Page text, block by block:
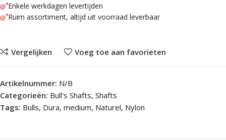
Enkele werkdagen levertijden
Ruim assortiment, altijd uit voorraad leverbaar
Vergelijken Voeg toe aan favorieten
Artikelnummer: N/B
Categorieën: Bull's Shafts, Shafts
Tags: Bulls, Dura, medium, Naturel, Nylon